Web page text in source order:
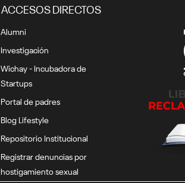
ACCESOS DIRECTOS
Alumni
Investigación
Wichay - Incubadora de
Startups
Portal de padres
Blog Lifestyle
Repositorio Institucional
Registrar denuncias por
hostigamiento sexual